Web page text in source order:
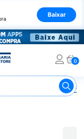
Baixar
0
Batom